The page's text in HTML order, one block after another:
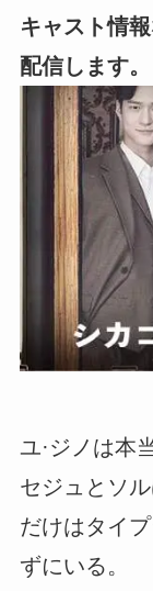
キャスト情
配信します。
ユ·ジノは本
セジュとソ
だけはタイ
ずにいる。